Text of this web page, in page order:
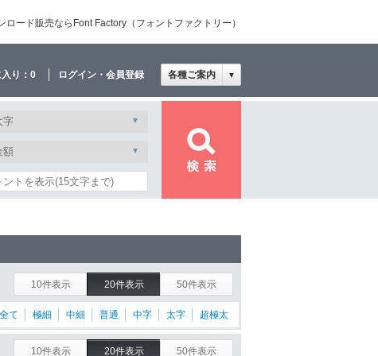
ード販売ならFont Factory（フォントファクトリー）
り： 0 ログイン・会員登録 各種ご案内 ▼
10件表示 20件表示 50件表示
全て 極細 中細 普通 中字 太字 超極太
10件表示 20件表示 50件表示